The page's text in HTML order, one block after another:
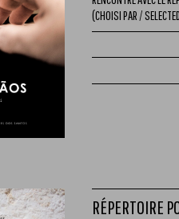
(CHOISI PAR /
RÉPERTOIRE